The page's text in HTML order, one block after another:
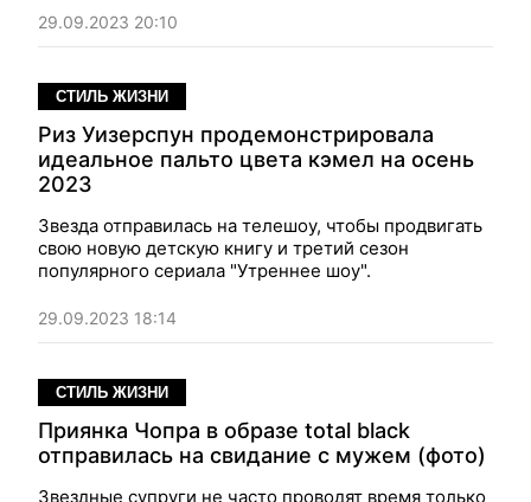
29.09.2023 20:10
СТИЛЬ ЖИЗНИ
Риз Уизерспун продемонстрировала
идеальное пальто цвета кэмел на осень
2023
Звезда отправилась на телешоу, чтобы продвигать
свою новую детскую книгу и третий сезон
популярного сериала "Утреннее шоу".
29.09.2023 18:14
СТИЛЬ ЖИЗНИ
Приянка Чопра в образе total black
отправилась на свидание с мужем (фото)
Звездные супруги не часто проводят время только